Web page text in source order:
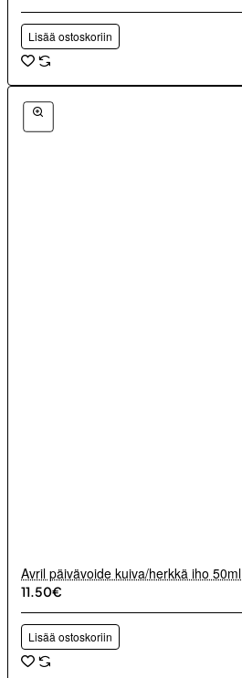
Lisää ostoskoriin
Avril päivävoide kuiva/herkkä iho 50ml
11.50€
Lisää ostoskoriin